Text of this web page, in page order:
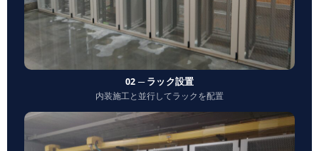
02 ─ ラック設置
内装施工と並行してラックを配置